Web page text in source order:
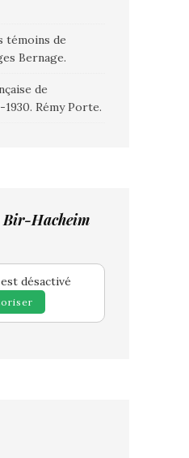
témoins de
Bernage.
de
1930. Rémy Porte.
Bir-Hacheim
désactivé